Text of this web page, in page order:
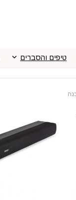
טיפים והסברים